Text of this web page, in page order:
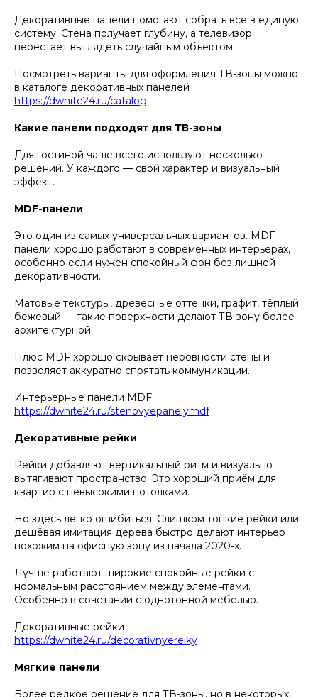
Декоративные панели помогают собрать всё в единую
систему. Стена получает глубину, а телевизор
перестаёт выглядеть случайным объектом.
Посмотреть варианты для оформления ТВ-зоны можно
в каталоге декоративных панелей
https://dwhite24.ru/catalog
Какие панели подходят для ТВ-зоны
Для гостиной чаще всего используют несколько
решений. У каждого — свой характер и визуальный
эффект.
MDF-панели
Это один из самых универсальных вариантов. MDF-
панели хорошо работают в современных интерьерах,
особенно если нужен спокойный фон без лишней
декоративности.
Матовые текстуры, древесные оттенки, графит, тёплый
бежевый — такие поверхности делают ТВ-зону более
архитектурной.
Плюс MDF хорошо скрывает неровности стены и
позволяет аккуратно спрятать коммуникации.
Интерьерные панели MDF
https://dwhite24.ru/stenovyepanelymdf
Декоративные рейки
Рейки добавляют вертикальный ритм и визуально
вытягивают пространство. Это хороший приём для
квартир с невысокими потолками.
Но здесь легко ошибиться. Слишком тонкие рейки или
дешёвая имитация дерева быстро делают интерьер
похожим на офисную зону из начала 2020-х.
Лучше работают широкие спокойные рейки с
нормальным расстоянием между элементами.
Особенно в сочетании с однотонной мебелью.
Декоративные рейки
https://dwhite24.ru/decorativnyereiky
Мягкие панели
Более редкое решение для ТВ-зоны, но в некоторых